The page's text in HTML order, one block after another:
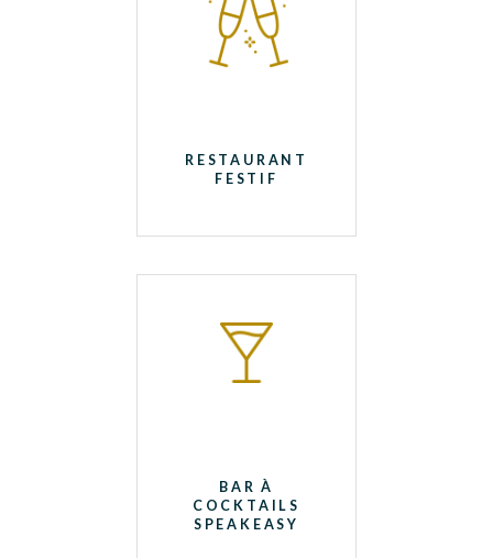
RESTAURANT
FESTIF
BAR À
COCKTAILS
SPEAKEASY